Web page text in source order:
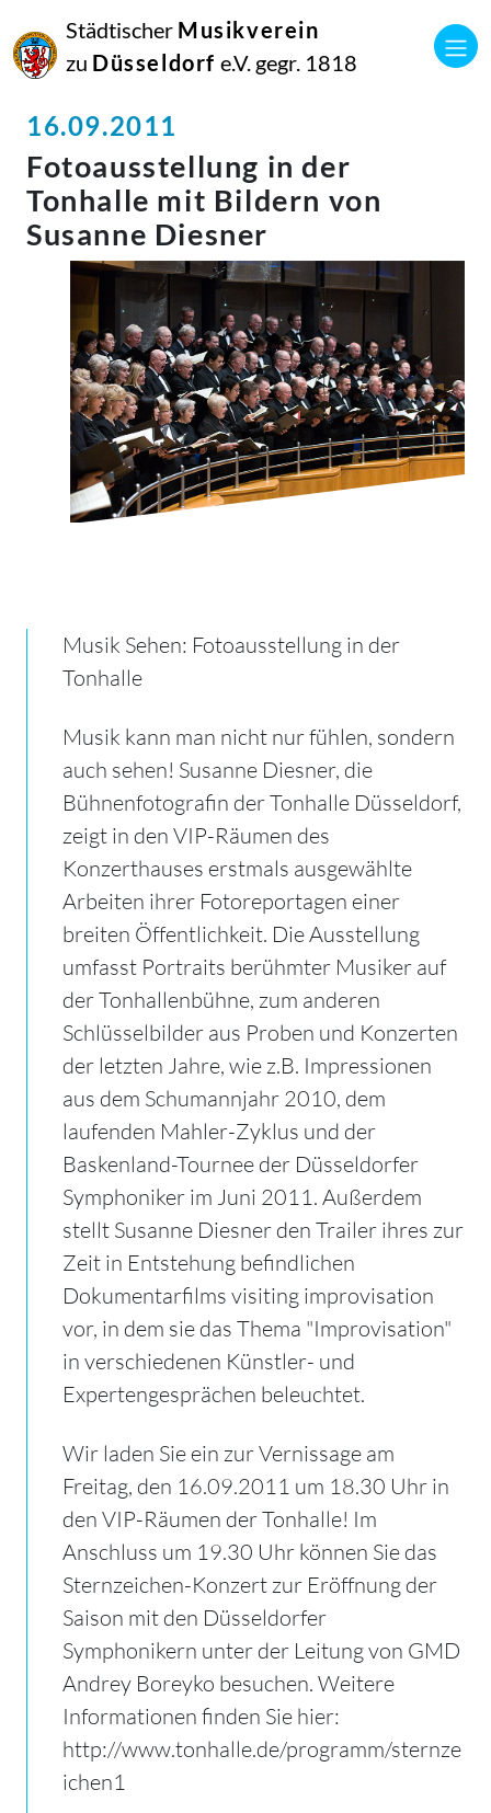
Städtischer Musikverein
zu Düsseldorf e.V. gegr. 1818
16.09.2011
Fotoausstellung in der
Tonhalle mit Bildern von
Susanne Diesner
Musik Sehen: Fotoausstellung in der
Tonhalle
Musik kann man nicht nur fühlen, sondern
auch sehen! Susanne Diesner, die
Bühnenfotografin der Tonhalle Düsseldorf,
zeigt in den VIP-Räumen des
Konzerthauses erstmals ausgewählte
Arbeiten ihrer Fotoreportagen einer
breiten Öffentlichkeit. Die Ausstellung
umfasst Portraits berühmter Musiker auf
der Tonhallenbühne, zum anderen
Schlüsselbilder aus Proben und Konzerten
der letzten Jahre, wie z.B. Impressionen
aus dem Schumannjahr 2010, dem
laufenden Mahler-Zyklus und der
Baskenland-Tournee der Düsseldorfer
Symphoniker im Juni 2011. Außerdem
stellt Susanne Diesner den Trailer ihres zur
Zeit in Entstehung befindlichen
Dokumentarfilms visiting improvisation
vor, in dem sie das Thema "Improvisation"
in verschiedenen Künstler- und
Expertengesprächen beleuchtet.
Wir laden Sie ein zur Vernissage am
Freitag, den 16.09.2011 um 18.30 Uhr in
den VIP-Räumen der Tonhalle! Im
Anschluss um 19.30 Uhr können Sie das
Sternzeichen-Konzert zur Eröffnung der
Saison mit den Düsseldorfer
Symphonikern unter der Leitung von GMD
Andrey Boreyko besuchen. Weitere
Informationen finden Sie hier:
http://www.tonhalle.de/programm/sternze
ichen1